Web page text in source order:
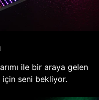
ile bir araya gelen
için seni bekliyor.